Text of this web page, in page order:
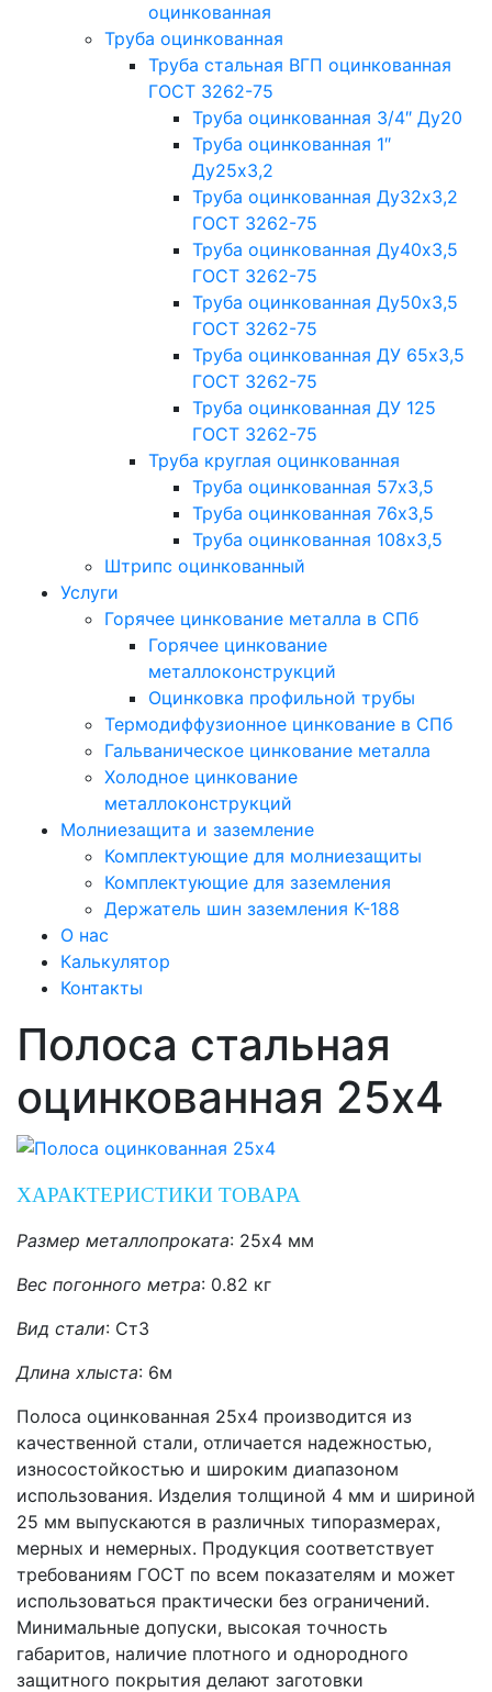
оцинкованная
Труба оцинкованная
Труба стальная ВГП оцинкованная
ГОСТ 3262-75
Труба оцинкованная 3/4″ Ду20
Труба оцинкованная 1″
Ду25х3,2
Труба оцинкованная Ду32х3,2
ГОСТ 3262-75
Труба оцинкованная Ду40х3,5
ГОСТ 3262-75
Труба оцинкованная Ду50х3,5
ГОСТ 3262-75
Труба оцинкованная ДУ 65х3,5
ГОСТ 3262-75
Труба оцинкованная ДУ 125
ГОСТ 3262-75
Труба круглая оцинкованная
Труба оцинкованная 57х3,5
Труба оцинкованная 76х3,5
Труба оцинкованная 108х3,5
Штрипс оцинкованный
Услуги
Горячее цинкование металла в СПб
Горячее цинкование
металлоконструкций
Оцинковка профильной трубы
Термодиффузионное цинкование в СПб
Гальваническое цинкование металла
Холодное цинкование
металлоконструкций
Молниезащита и заземление
Комплектующие для молниезащиты
Комплектующие для заземления
Держатель шин заземления К-188
О нас
Калькулятор
Контакты
Полоса стальная
оцинкованная 25х4
ХАРАКТЕРИСТИКИ ТОВАРА
Размер металлопроката: 25х4 мм
Вес погонного метра: 0.82 кг
Вид стали: Ст3
Длина хлыста: 6м
Полоса оцинкованная 25х4 производится из
качественной стали, отличается надежностью,
износостойкостью и широким диапазоном
использования. Изделия толщиной 4 мм и шириной
25 мм выпускаются в различных типоразмерах,
мерных и немерных. Продукция соответствует
требованиям ГОСТ по всем показателям и может
использоваться практически без ограничений.
Минимальные допуски, высокая точность
габаритов, наличие плотного и однородного
защитного покрытия делают заготовки